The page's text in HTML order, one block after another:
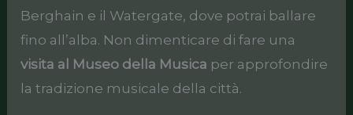
Berghain e il Watergate, dove potrai ballare
fino all’alba. Non dimenticare di fare una
visita al Museo della Musica per approfondire
la tradizione musicale della città.